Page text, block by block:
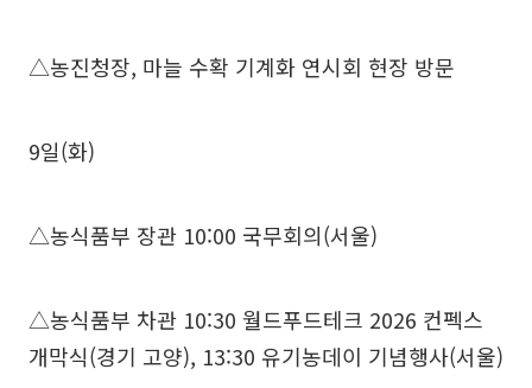
△농진청장, 마늘 수확 기계화 연시회 현장 방문
9일(화)
△농식품부 장관 10:00 국무회의(서울)
△농식품부 차관 10:30 월드푸드테크 2026 컨펙스
개막식(경기 고양), 13:30 유기농데이 기념행사(서울)